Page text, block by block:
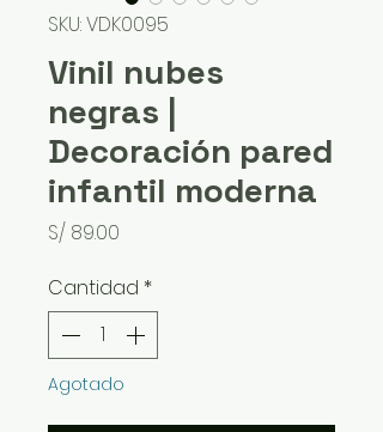
SKU: VDK0095
Vinil nubes
negras |
Decoración pared
infantil moderna
S/ 89.00
Cantidad *
Agotado